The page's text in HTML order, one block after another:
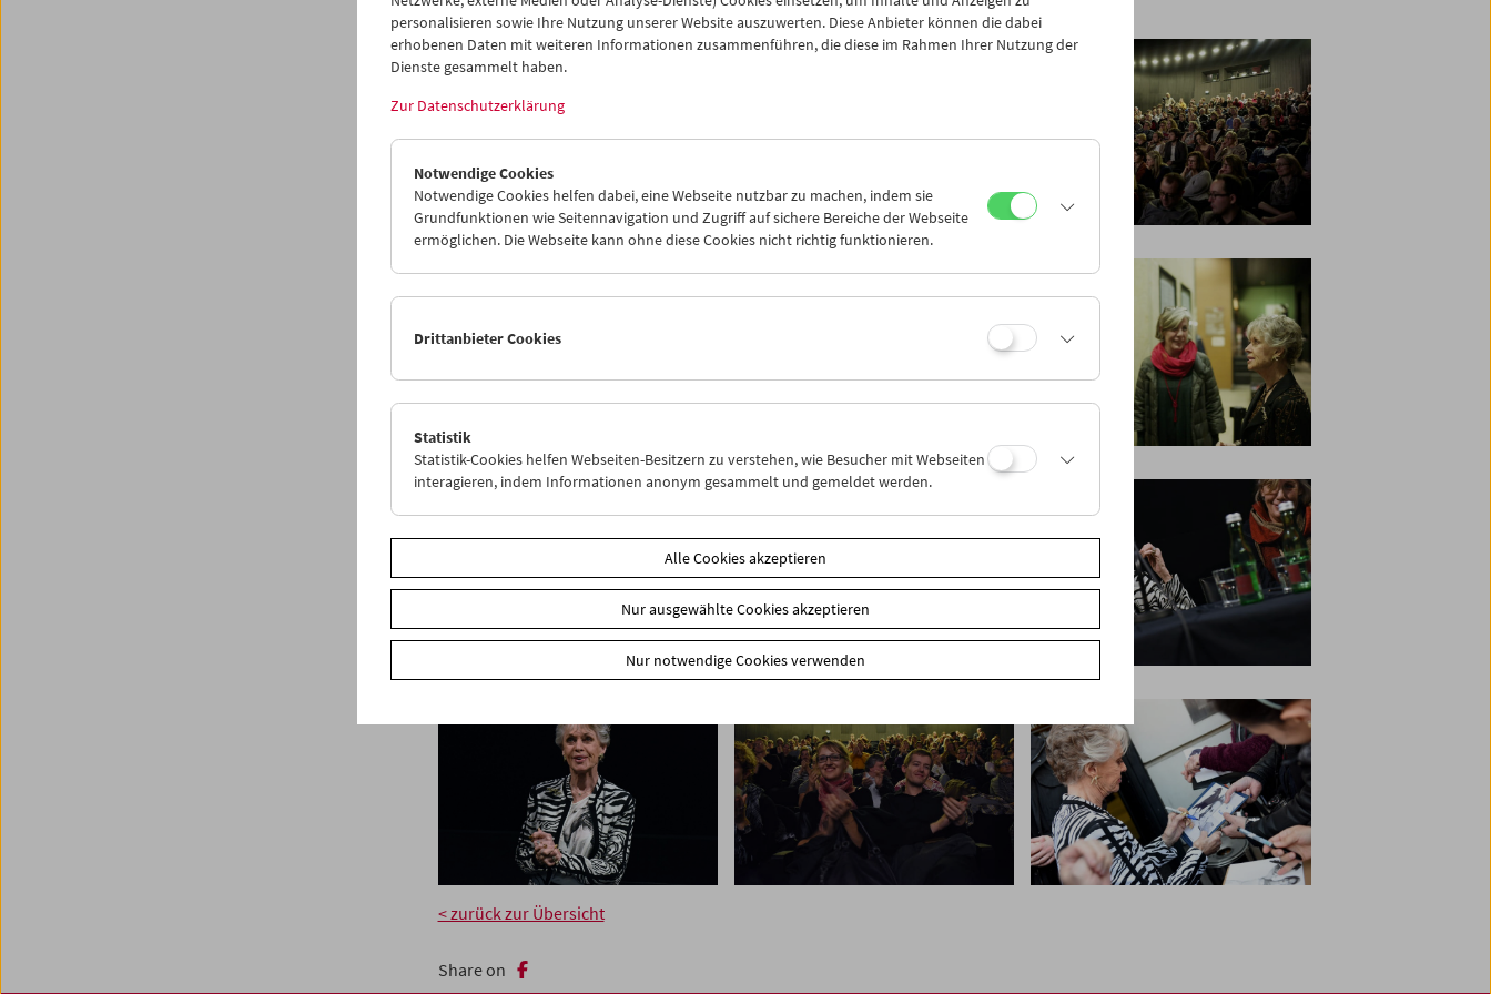
ProgrammOkt / Nov 2015 - Animals
< zurück zur Übersicht
Share on
personalisieren sowie Ihre Nutzung unserer Website auszuwerten. Diese Anbieter können die dabei
erhobenen Daten mit weiteren Informationen zusammenführen, die diese im Rahmen Ihrer Nutzung der
Dienste gesammelt haben.
Zur Datenschutzerklärung
Notwendige Cookies
Notwendige Cookies helfen dabei, eine Webseite nutzbar zu machen, indem sie
Grundfunktionen wie Seitennavigation und Zugriff auf sichere Bereiche der Webseite
ermöglichen. Die Webseite kann ohne diese Cookies nicht richtig funktionieren.
Drittanbieter Cookies
Statistik
Statistik-Cookies helfen Webseiten-Besitzern zu verstehen, wie Besucher mit Webseiten
interagieren, indem Informationen anonym gesammelt und gemeldet werden.
Alle Cookies akzeptieren
Nur ausgewählte Cookies akzeptieren
Nur notwendige Cookies verwenden